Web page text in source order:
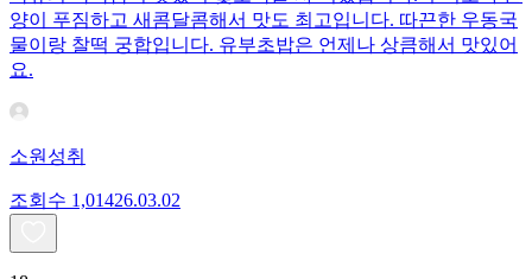
양이 푸짐하고 새콤달콤해서 맛도 최고입니다. 따끈한 우동국
물이랑 찰떡 궁합입니다. 유부초밥은 언제나 상큼해서 맛있어
요.
소원성취
조회수 1,01426.03.02